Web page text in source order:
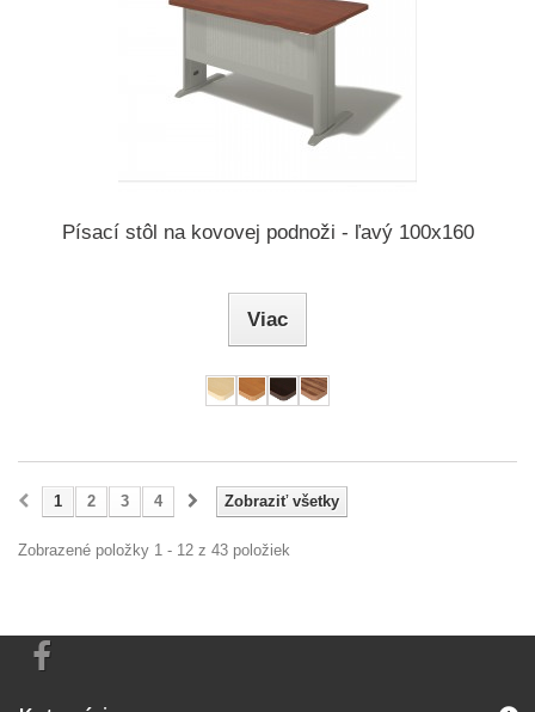
Písací stôl na kovovej podnoži - ľavý 100x160
Viac
Zobraziť všetky
1 2 3 4
Zobrazené položky 1 - 12 z 43 položiek